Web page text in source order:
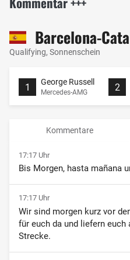
Barcelona-
Qualifying, Sonnenschein
George Russell
Mercedes-AMG
1 2
Kommentare
17:17 Uhr
Bis Morgen, hasta mañana
17:17 Uhr
Wir sind morgen kurz vor
für euch da und liefern
Strecke.